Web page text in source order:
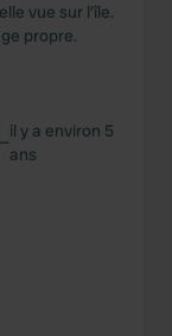
vue sur l'île.
propre.
il y a environ 5
ans